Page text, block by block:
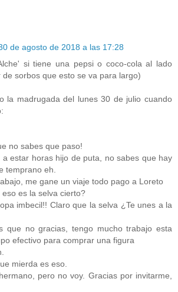
de agosto de 2018 a las 17:28
si tiene una pepsi o coco-cola al lado
sorbos que esto se va para largo)
la madrugada del lunes 30 de julio cuando
no sabes que paso!
estar horas hijo de puta, no sabes que hay
temprano eh.
me gane un viaje todo pago a Loreto
es la selva cierto?
imbecil!! Claro que la selva ¿Te unes a la
que no gracias, tengo mucho trabajo esta
efectivo para comprar una figura
mierda es eso.
pero no voy. Gracias por invitarme,